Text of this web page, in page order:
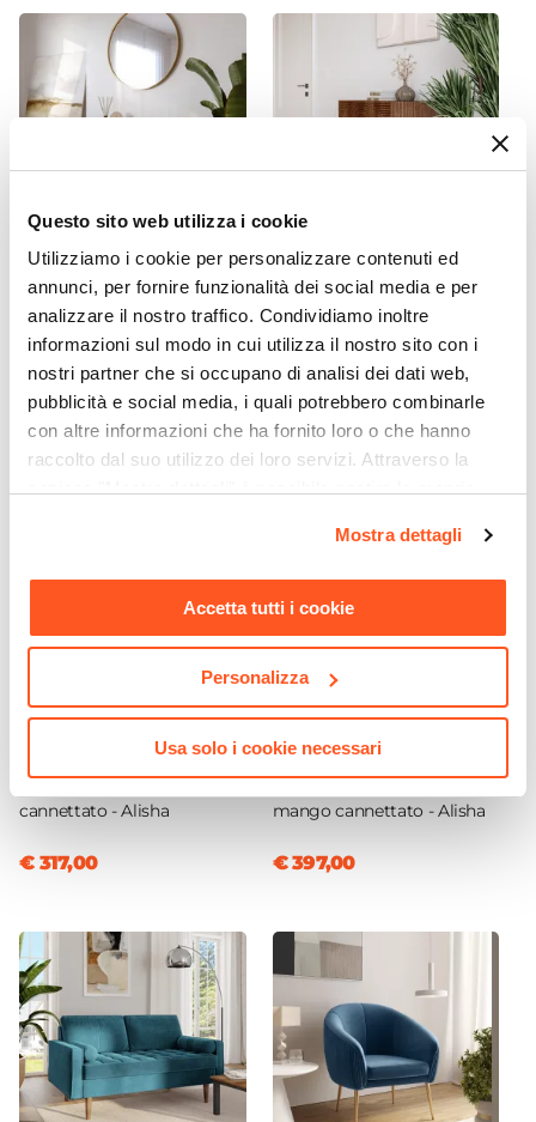
Questo sito web utilizza i cookie
Utilizziamo i cookie per personalizzare contenuti ed
annunci, per fornire funzionalità dei social media e per
analizzare il nostro traffico. Condividiamo inoltre
informazioni sul modo in cui utilizza il nostro sito con i
nostri partner che si occupano di analisi dei dati web,
pubblicità e social media, i quali potrebbero combinarle
con altre informazioni che ha fornito loro o che hanno
raccolto dal suo utilizzo dei loro servizi. Attraverso la
momento. Per maggiori informazioni si invita a leggere la
Mostra dettagli
Accetta tutti i cookie
Personalizza
Usa solo i cookie necessari
Integrato
Dimensioni Allunghe
40 cm
No
Caratteristiche
Movimento sincronizzato |Allunghe
indipendenti
Posti A Sedere
6 posti
8 posti |10 posti
Consolle 100x80h cm con 2
cassetti in legno di mango
cannettato - Alisha
€ 215,00
Mobile contenitore 85x85h
cm con 2 ante in legno di
mango cannettato - Alisha
€ 296,00
cannettato - Alisha
€ 317,00
mango cannettato - Alisha
€ 397,00